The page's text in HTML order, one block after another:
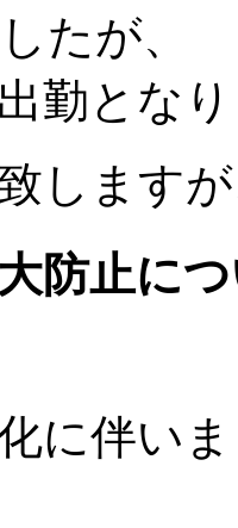
たが、
勤とな
します
防止に
に伴い